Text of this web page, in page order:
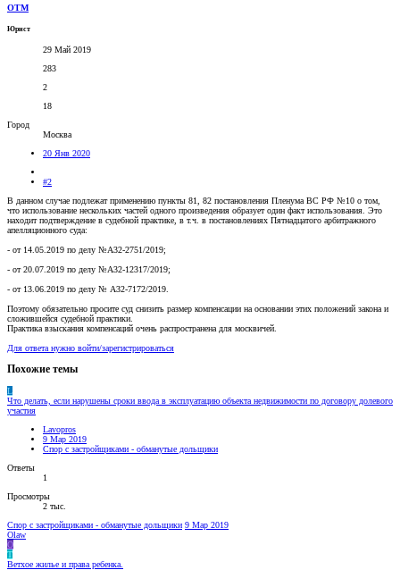
OTM
Юрист
29 Май 2019
283
2
18
Город
Москва
20 Янв 2020
#2
В данном случае подлежат применению пункты 81, 82 постановления Пленума ВС РФ №10 о том,
что использование нескольких частей одного произведения образует один факт использования. Это
находит подтверждение в судебной практике, в т.ч. в постановлениях Пятнадцатого арбитражного
апелляционного суда:
- от 14.05.2019 по делу №А32-2751/2019;
- от 20.07.2019 по делу №А32-12317/2019;
- от 13.06.2019 по делу № А32-7172/2019.
Поэтому обязательно просите суд снизить размер компенсации на основании этих положений закона и
сложившейся судебной практики.
Практика взыскания компенсаций очень распространена для москвичей.
Для ответа нужно войти/зарегистрироваться
Похожие темы
L
Что делать, если нарушены сроки ввода в эксплуатацию объекта недвижимости по договору долевого
участия
Lavopros
9 Мар 2019
Спор с застройщиками - обманутые дольщики
Ответы
1
Просмотры
2 тыс.
Спор с застройщиками - обманутые дольщики 9 Мар 2019
Olaw
O
Т
Ветхое жилье и права ребенка.